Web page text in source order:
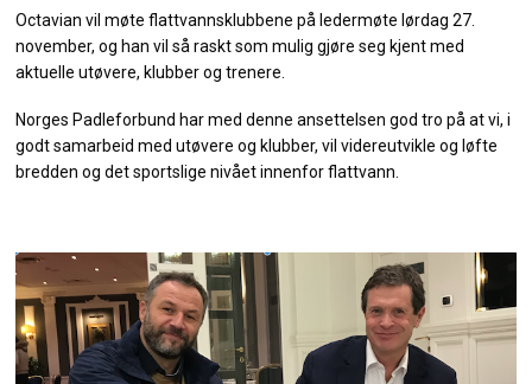
Octavian vil møte flattvannsklubbene på ledermøte lørdag 27.
november, og han vil så raskt som mulig gjøre seg kjent med
aktuelle utøvere, klubber og trenere.
Norges Padleforbund har med denne ansettelsen god tro på at vi, i
godt samarbeid med utøvere og klubber, vil videreutvikle og løfte
bredden og det sportslige nivået innenfor flattvann.